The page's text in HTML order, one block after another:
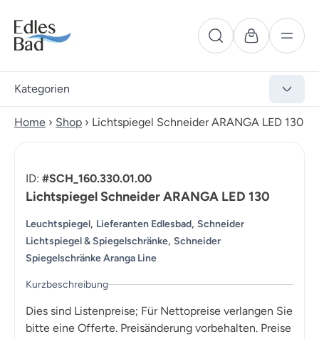
Kategorien
Home › Shop › Lichtspiegel Schneider ARANGA LED 130
ID: #SCH_160.330.01.00
Lichtspiegel Schneider ARANGA LED 130
Leuchtspiegel, Lieferanten Edlesbad, Schneider
Lichtspiegel & Spiegelschränke, Schneider
Spiegelschränke Aranga Line
Kurzbeschreibung
Dies sind Listenpreise; Für Nettopreise verlangen Sie
bitte eine Offerte. Preisänderung vorbehalten. Preise